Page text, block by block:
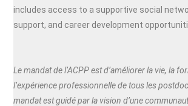
includes access to a supportive social
support, and career development
Le mandat de l’ACPP est d’améliorer la vie, la
l’expérience professionnelle de tous les
mandat est guidé par la vision d’une